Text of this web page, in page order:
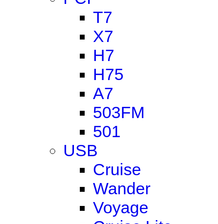
T7
X7
H7
H75
A7
503FM
501
USB
Cruise
Wander
Voyage